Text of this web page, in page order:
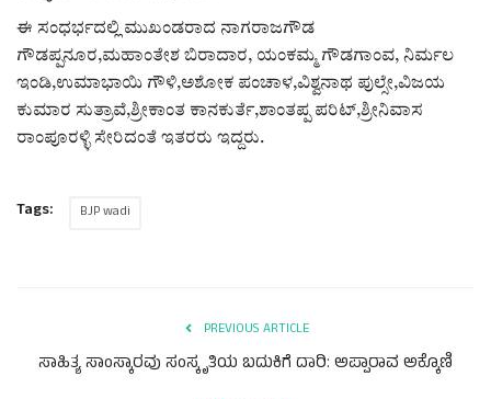
ಈ ಸಂಧರ್ಭದಲ್ಲಿ ಮುಖಂಡರಾದ ನಾಗರಾಜಗೌಡ
ಗೌಡಪ್ಪನೂರ,ಮಹಾಂತೇಶ ಬಿರಾದಾರ, ಯಂಕಮ್ಮ ಗೌಡಗಾಂವ, ನಿರ್ಮಲ
ಇಂಡಿ,ಉಮಾಭಾಯಿ ಗೌಳಿ,ಅಶೋಕ ಪಂಚಾಳ,ವಿಶ್ವನಾಥ ಪುಲ್ಸೇ,ವಿಜಯ
ಕುಮಾರ ಸುತ್ರಾವೆ,ಶ್ರೀಕಾಂತ ಕಾನಕುರ್ತೆ,ಶಾಂತಪ್ಪ ಪರಿಟ್,ಶ್ರೀನಿವಾಸ
ರಾಂಪೂರಳ್ಳಿ ಸೇರಿದಂತೆ ಇತರರು ಇದ್ದರು.
Tags: BJP wadi
PREVIOUS ARTICLE
ಸಾಹಿತ್ಯ ಸಾಂಸ್ಕಾರವು ಸಂಸ್ಕೃತಿಯ ಬದುಕಿಗೆ ದಾರಿ: ಅಪ್ಪಾರಾವ ಅಕ್ಕೊಣಿ